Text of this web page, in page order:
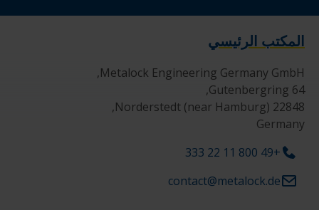
المكتب الرئيسي
Germany
+49 800 11 22 333
contact@metalock.de